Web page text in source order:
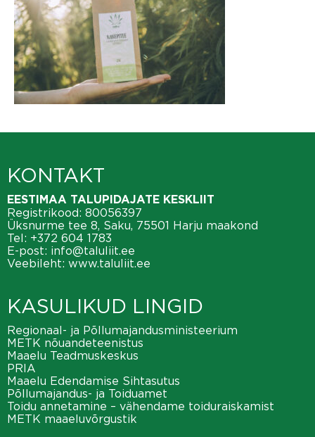
KONTAKT
EESTIMAA TALUPIDAJATE KESKLIIT
Registrikood: 80056397
Üksnurme tee 8, Saku, 75501 Harju maakond
Tel: +372 604 1783
E-post: info@taluliit.ee
Veebileht: www.taluliit.ee
KASULIKUD LINGID
Regionaal- ja Põllumajandusministeerium
METK nõuandeteenistus
Maaelu Teadmuskeskus
PRIA
Maaelu Edendamise Sihtasutus
Põllumajandus- ja Toiduamet
Toidu annetamine – vähendame toiduraiskamist
METK maaeluvõrgustik